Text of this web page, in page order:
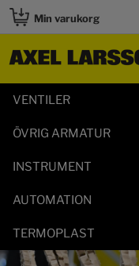
Min varukorg
VENTILER
ÖVRIG ARMATUR
INSTRUMENT
AUTOMATION
TERMOPLAST